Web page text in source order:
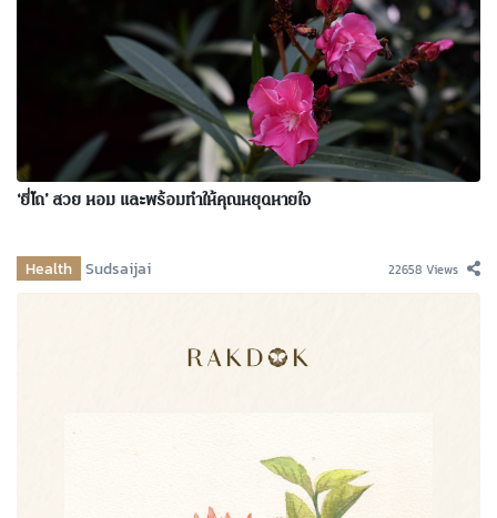
‘ยี่โถ’ สวย หอม และพร้อมทำให้คุณหยุดหายใจ
Health Sudsaijai 22658 Views